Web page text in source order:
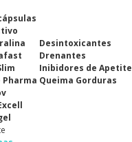
Pharma
Desintoxicantes
Drenantes
Inibidores de Apetite
Queima Gorduras